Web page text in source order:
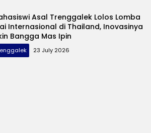
Asal Trenggalek Lolos Lomba
Internasional di Thailand, Inovasinya
Bangga Mas Ipin
23 July 2026